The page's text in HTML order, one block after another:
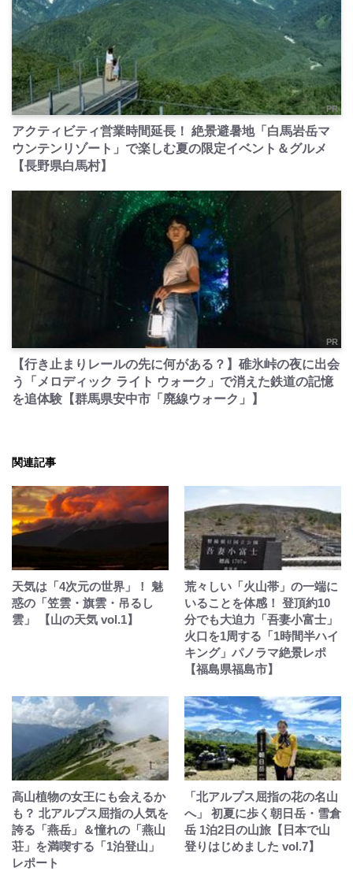
PR
アクティビティ営業時間延長！ 絶景避暑地「白馬岩岳マ
ウンテンリゾート」で楽しむ夏の限定イベント＆グルメ
【長野県白馬村】
PR
【行き止まりレールの先に何がある？】碓氷峠の夜に出会
う「メロディック ライト ウォーク」で消えた鉄道の記憶
を追体験【群馬県安中市「廃線ウォーク」】
関連記事
天気は「4次元の世界」！ 魅
惑の「笠雲・旗雲・吊るし
雲」 【山の天気 vol.1】
荒々しい「火山帯」の一端に
いることを体感！ 登頂約10
分でも大迫力「吾妻小富士」
火口を1周する「1時間半ハイ
キング」パノラマ絶景レポ
【福島県福島市】
高山植物の女王にも会えるか
も？ 北アルプス屈指の人気を
誇る「燕岳」＆憧れの「燕山
荘」を満喫する「1泊登山」
レポート
「北アルプス屈指の花の名山
へ」 初夏に歩く朝日岳・雪倉
岳 1泊2日の山旅【日本で山
登りはじめました vol.7】